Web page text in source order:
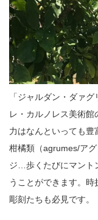
「ジャルダン・ダァ
レ・カルノレス美術
力はなんといっても豊
柑橘類（agrumes/ア
ジ…歩くたびにマント
うことができます。
彫刻たちも必見です。